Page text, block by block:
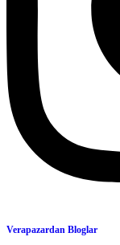
Verapazardan Bloglar